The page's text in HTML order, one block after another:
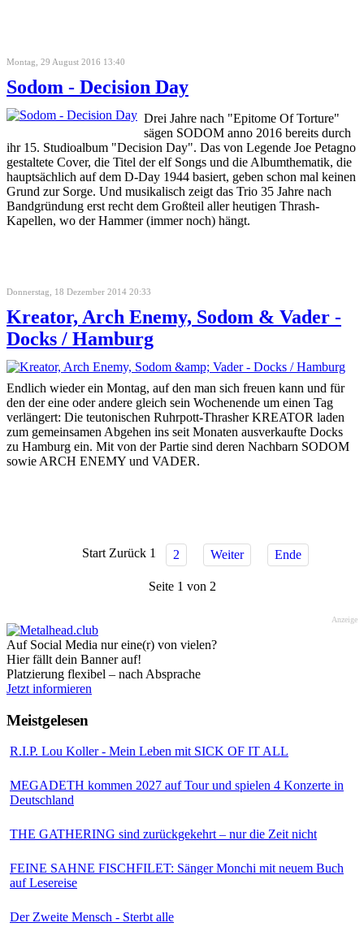
Montag, 29 August 2016 13:40
Sodom - Decision Day
Drei Jahre nach "Epitome Of Torture"
sägen SODOM anno 2016 bereits durch
ihr 15. Studioalbum "Decision Day". Das von Legende Joe Petagno
gestaltete Cover, die Titel der elf Songs und die Albumthematik, die
hauptsächlich auf dem D-Day 1944 basiert, geben schon mal keinen
Grund zur Sorge. Und musikalisch zeigt das Trio 35 Jahre nach
Bandgründung erst recht dem Großteil aller heutigen Thrash-
Kapellen, wo der Hammer (immer noch) hängt.
Donnerstag, 18 Dezember 2014 20:33
Kreator, Arch Enemy, Sodom & Vader -
Docks / Hamburg
Endlich wieder ein Montag, auf den man sich freuen kann und für
den der eine oder andere gleich sein Wochenende um einen Tag
verlängert: Die teutonischen Ruhrpott-Thrasher KREATOR laden
zum gemeinsamen Abgehen ins seit Monaten ausverkaufte Docks
zu Hamburg ein. Mit von der Partie sind deren Nachbarn SODOM
sowie ARCH ENEMY und VADER.
Start Zurück 1 2 Weiter Ende
Seite 1 von 2
Anzeige
Auf Social Media nur eine(r) von vielen?
Hier fällt dein Banner auf!
Platzierung flexibel – nach Absprache
Jetzt informieren
Meistgelesen
R.I.P. Lou Koller - Mein Leben mit SICK OF IT ALL
MEGADETH kommen 2027 auf Tour und spielen 4 Konzerte in
Deutschland
THE GATHERING sind zurückgekehrt – nur die Zeit nicht
FEINE SAHNE FISCHFILET: Sänger Monchi mit neuem Buch
auf Lesereise
Der Zweite Mensch - Sterbt alle